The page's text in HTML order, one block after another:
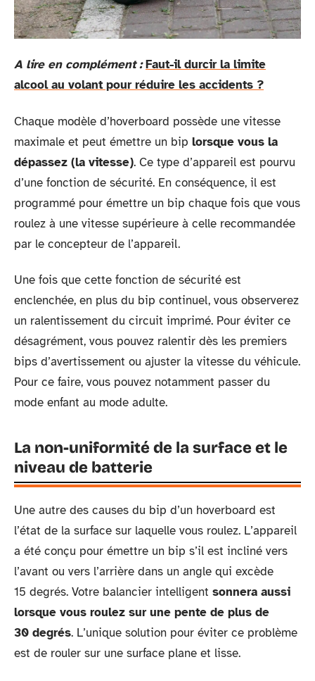
A lire en complément : Faut-il durcir la limite
alcool au volant pour réduire les accidents ?
Chaque modèle d’hoverboard possède une vitesse
maximale et peut émettre un bip lorsque vous la
dépassez (la vitesse). Ce type d’appareil est pourvu
d’une fonction de sécurité. En conséquence, il est
programmé pour émettre un bip chaque fois que vous
roulez à une vitesse supérieure à celle recommandée
par le concepteur de l’appareil.
Une fois que cette fonction de sécurité est
enclenchée, en plus du bip continuel, vous observerez
un ralentissement du circuit imprimé. Pour éviter ce
désagrément, vous pouvez ralentir dès les premiers
bips d’avertissement ou ajuster la vitesse du véhicule.
Pour ce faire, vous pouvez notamment passer du
mode enfant au mode adulte.
La non-uniformité de la surface et le
niveau de batterie
Une autre des causes du bip d’un hoverboard est
l’état de la surface sur laquelle vous roulez. L’appareil
a été conçu pour émettre un bip s’il est incliné vers
l’avant ou vers l’arrière dans un angle qui excède
15 degrés. Votre balancier intelligent sonnera aussi
lorsque vous roulez sur une pente de plus de
30 degrés. L’unique solution pour éviter ce problème
est de rouler sur une surface plane et lisse.